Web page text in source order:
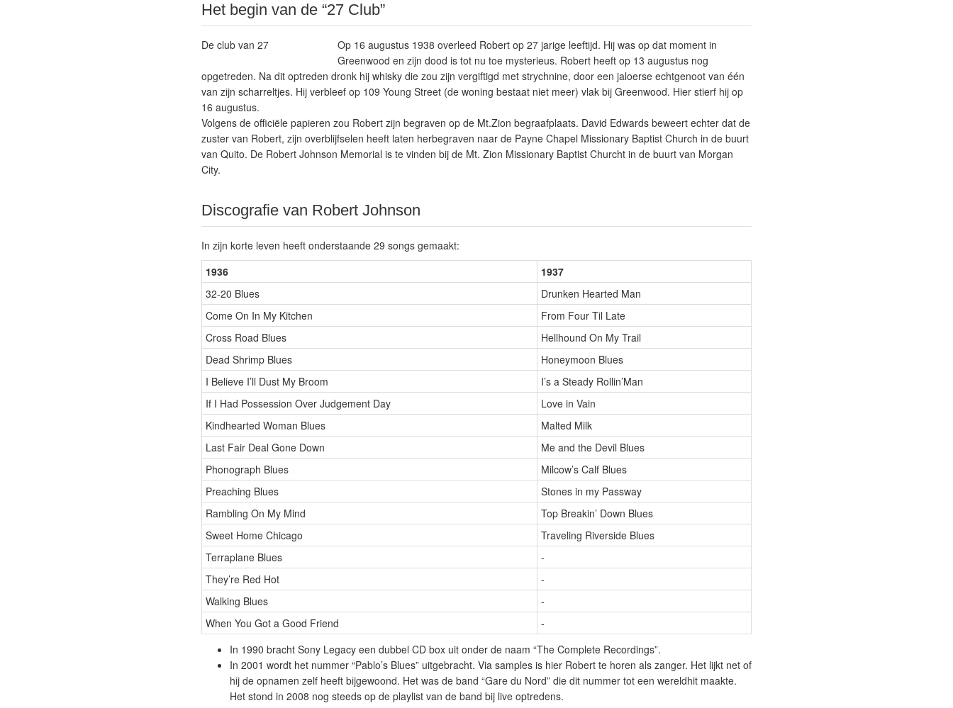
Het begin van de “27 Club”
De club van 27
Op 16 augustus 1938 overleed Robert op 27 jarige leeftijd. Hij was op dat moment in
Greenwood en zijn dood is tot nu toe mysterieus. Robert heeft op 13 augustus nog
opgetreden. Na dit optreden dronk hij whisky die zou zijn vergiftigd met strychnine, door een jaloerse echtgenoot van één
van zijn scharreltjes. Hij verbleef op 109 Young Street (de woning bestaat niet meer) vlak bij Greenwood. Hier stierf hij op
16 augustus.
Volgens de officiële papieren zou Robert zijn begraven op de Mt.Zion begraafplaats. David Edwards beweert echter dat de
zuster van Robert, zijn overblijfselen heeft laten herbegraven naar de Payne Chapel Missionary Baptist Church in de buurt
van Quito. De Robert Johnson Memorial is te vinden bij de Mt. Zion Missionary Baptist Churcht in de buurt van Morgan
City.
Discografie van Robert Johnson
In zijn korte leven heeft onderstaande 29 songs gemaakt:
1936
1937
32-20 Blues
Drunken Hearted Man
Come On In My Kitchen
From Four Til Late
Cross Road Blues
Hellhound On My Trail
Dead Shrimp Blues
Honeymoon Blues
I Believe I’ll Dust My Broom
I’s a Steady Rollin’Man
If I Had Possession Over Judgement Day
Love in Vain
Kindhearted Woman Blues
Malted Milk
Last Fair Deal Gone Down
Me and the Devil Blues
Phonograph Blues
Milcow’s Calf Blues
Preaching Blues
Stones in my Passway
Rambling On My Mind
Top Breakin’ Down Blues
Sweet Home Chicago
Traveling Riverside Blues
Terraplane Blues
-
They’re Red Hot
-
Walking Blues
-
When You Got a Good Friend
-
In 1990 bracht Sony Legacy een dubbel CD box uit onder de naam “The Complete Recordings”.
In 2001 wordt het nummer “Pablo’s Blues” uitgebracht. Via samples is hier Robert te horen als zanger. Het lijkt net of
hij de opnamen zelf heeft bijgewoond. Het was de band “Gare du Nord” die dit nummer tot een wereldhit maakte.
Het stond in 2008 nog steeds op de playlist van de band bij live optredens.